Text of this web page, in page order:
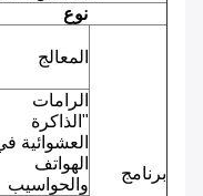
نوع
برنامج
المعالج
الرامات
"الذاكرة
العشوائية
الهواتف
والحواسيب